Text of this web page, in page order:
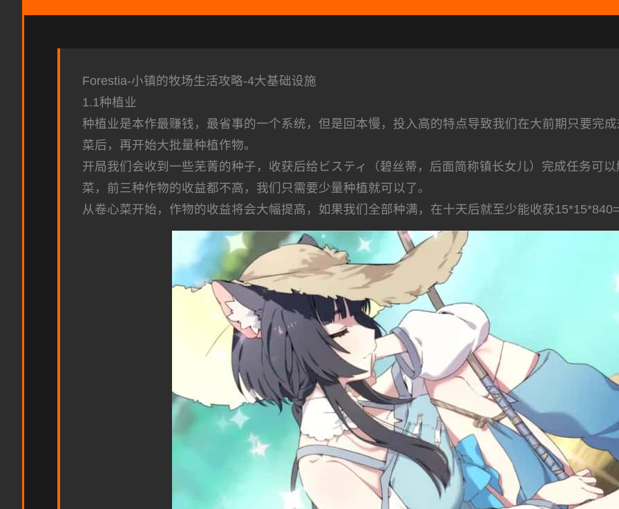
Forestia-小镇的牧场生活攻略-4大基础设施
1.1种植业
种植业是本作最赚钱，最省事的一个系统，但是回本慢，投入高的特点导致我们在大前期只要完
菜后，再开始大批量种植作物。
开局我们会收到一些芜菁的种子，收获后给ビスティ（碧丝蒂，后面简称镇长女儿）完成任务可
菜，前三种作物的收益都不高，我们只需要少量种植就可以了。
从卷心菜开始，作物的收益将会大幅提高，如果我们全部种满，在十天后就至少能收获